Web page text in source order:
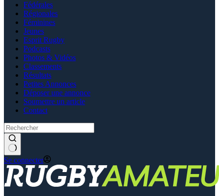
Fédérales
Régionales
Féminines
Jeunes
Esprit Rugby
Podcasts
Photos & Vidéos
Classements
Résultats
Petites Annonces
Déposer une annonce
Soumettre un article
Contact
Se connecter